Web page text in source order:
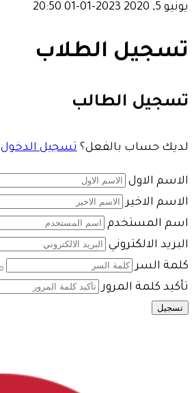
يونيو 5, 2020 2023-01-01 20:50
تسجيل الطلاب
تسجيل الطالب
لديك حساب بالفعل؟ تسجيل الدخول
الاسم الاول
الاسم الاخير
اسم المستخدم
البريد الالكتروني
كلمة السر
تأكيد كلمة المرور
تسجيل